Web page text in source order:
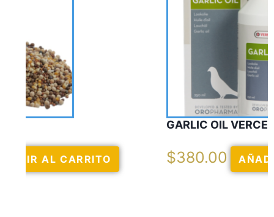
GARLIC OIL VERCELAGA
$380.00 AÑADIR AL CARRITO